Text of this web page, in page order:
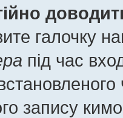
галочку
під час
запису